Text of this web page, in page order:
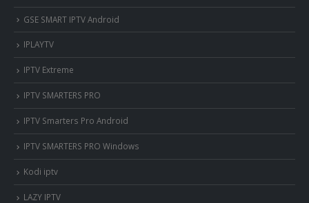
GSE SMART IPTV Android
IPLAYTV
IPTV Extreme
IPTV SMARTERS PRO
IPTV Smarters Pro Android
IPTV SMARTERS PRO Windows
Kodi iptv
LAZY IPTV